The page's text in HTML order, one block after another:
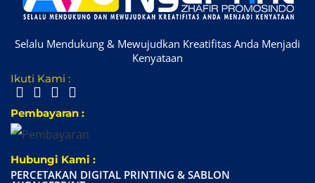
Selalu Mendukung & Mewujudkan Kreatifitas Anda Menjadi
Kenyataan
Ikuti Kami :
Pembayaran :
Hubungi Kami :
PERCETAKAN DIGITAL PRINTING & SABLON